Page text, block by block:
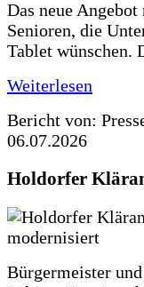
Das neue
Senioren, die
Tablet wünschen.
Weiterlesen
Bericht von:
06.07.2026
Holdorfer
Bürgermeister